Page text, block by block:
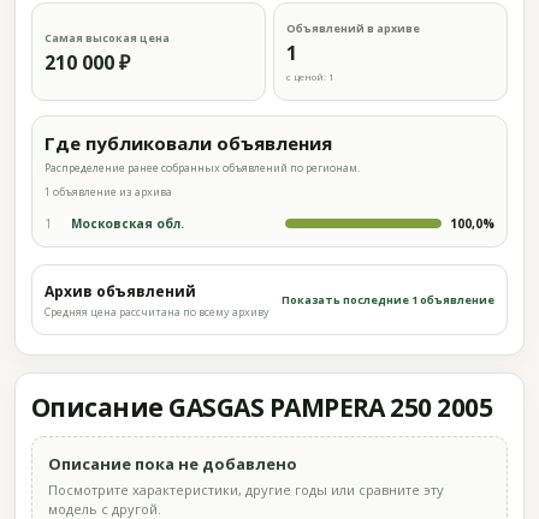
Самая высокая цена
210 000 ₽
Объявлений в архиве
1
с ценой: 1
Где публиковали объявления
Распределение ранее собранных объявлений по регионам.
1 объявление из архива
1 Московская обл. 100,0%
Архив объявлений
Средняя цена рассчитана по всему архиву
Показать последние 1 объявление
Описание GASGAS PAMPERA 250 2005
Описание пока не добавлено
Посмотрите характеристики, другие годы или сравните эту
модель с другой.